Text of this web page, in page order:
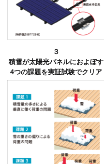
３
積雪が太陽光パネルにおよぼす
4つの課題を実証試験でクリア